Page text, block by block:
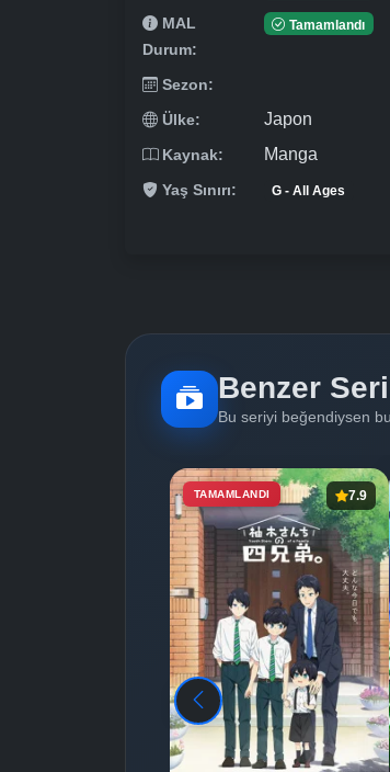
MAL
Durum:
Tamamlandı
Sezon:
Ülke:
Japon
Kaynak: Manga
Yaş Sınırı: G - All Ages
Benzer
Bu seriyi beğendiysen
TAMAMLANDI 7.9